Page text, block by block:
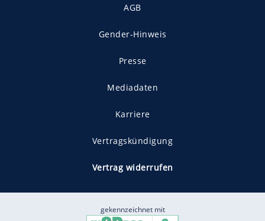
AGB
Gender-Hinweis
Presse
Mediadaten
Karriere
Vertragskündigung
Vertrag widerrufen
gekennzeichnet mit